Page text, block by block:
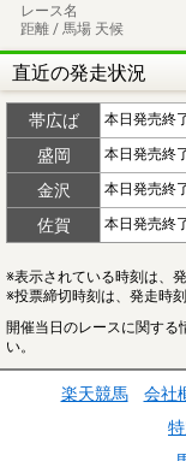
レース名
距離 / 馬場 天候
直近の発走状況
帯広ば 本日発売終
盛岡 本日発売終
金沢 本日発売終
佐賀 本日発売終
※表示されている時刻は、
※投票締切時刻は、発走時
開催当日のレースに関する
い。
楽天競馬 会社